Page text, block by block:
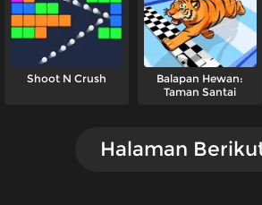
Shoot N Crush
Balapan Hewan:
Taman Santai
Halaman